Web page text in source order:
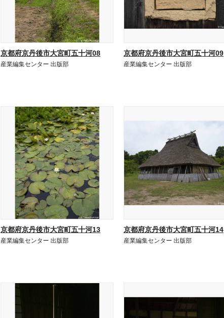
京都府京丹後市大宮町五十河08
産業編集センター 出版部
京都府京丹後市大宮町五十河09
産業編集センター 出版部
京都府京丹後市大宮町五十河13
産業編集センター 出版部
京都府京丹後市大宮町五十河14
産業編集センター 出版部